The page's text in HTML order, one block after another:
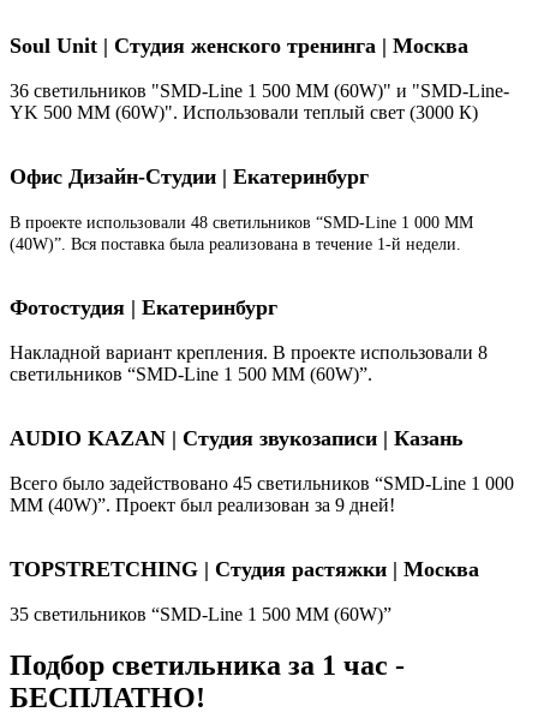
Soul Unit | Студия женского тренинга | Москва
36 светильников "SMD-Line 1 500 ММ (60W)" и "SMD-Line-
YK 500 ММ (60W)". Использовали теплый свет (3000 К)
Офис Дизайн-Студии | Екатеринбург
В проекте использовали 48 светильников “SMD-Line 1 000 ММ
(40W)”. Вся поставка была реализована в течение 1-й недели.
Фотостудия | Екатеринбург
Накладной вариант крепления. В проекте использовали 8
светильников “SMD-Line 1 500 ММ (60W)”.
AUDIO KAZAN | Студия звукозаписи | Казань
Всего было задействовано 45 светильников “SMD-Line 1 000
ММ (40W)”. Проект был реализован за 9 дней!
TOPSTRETCHING | Студия растяжки | Москва
35 светильников “SMD-Line 1 500 ММ (60W)”
Подбор светильника за 1 час -
БЕСПЛАТНО!